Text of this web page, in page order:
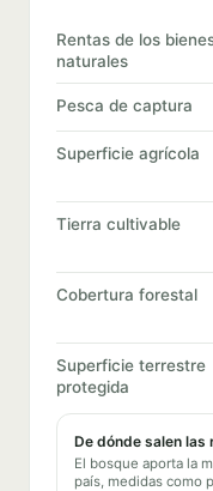
Rentas de los
naturales
Pesca de captura
Superficie agrícola
Tierra cultivable
Cobertura forestal
Superficie terrestre
protegida
De dónde salen las
El bosque aporta la
país, medidas como